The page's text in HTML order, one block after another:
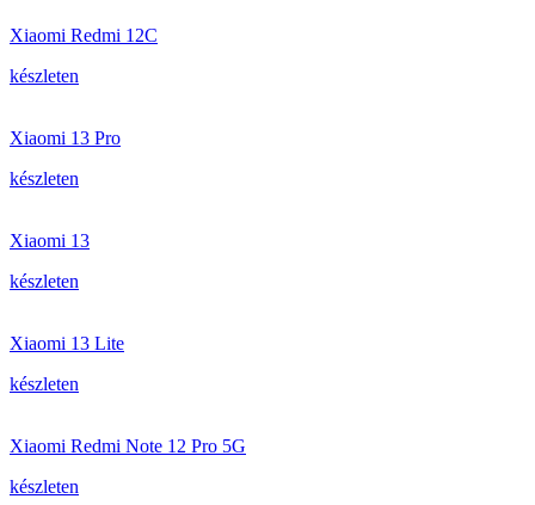
Xiaomi Redmi 12C
készleten
Xiaomi 13 Pro
készleten
Xiaomi 13
készleten
Xiaomi 13 Lite
készleten
Xiaomi Redmi Note 12 Pro 5G
készleten